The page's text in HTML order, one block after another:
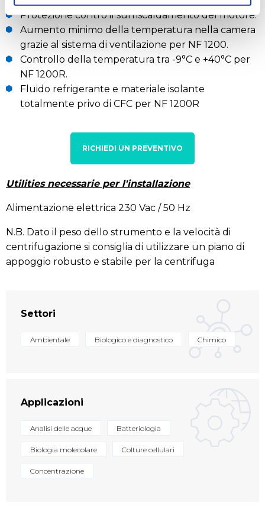
Protezione contro il surriscaldamento del motore.
Aumento minimo della temperatura nella camera
grazie al sistema di ventilazione per NF 1200.
Controllo della temperatura tra -9°C e +40°C per
NF 1200R.
Fluido refrigerante e materiale isolante
totalmente privo di CFC per NF 1200R
RICHIEDI UN PREVENTIVO
Utilities necessarie per l'installazione
Alimentazione elettrica 230 Vac / 50 Hz
N.B. Dato il peso dello strumento e la velocità di
centrifugazione si consiglia di utilizzare un piano di
appoggio robusto e stabile per la centrifuga
Settori
Ambientale Biologico e diagnostico Chimico
Applicazioni
Analisi delle acque Batteriologia
Biologia molecolare Colture cellulari
Concentrazione